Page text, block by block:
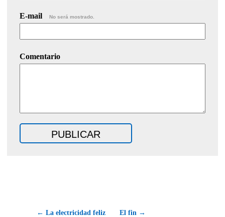
E-mail No será mostrado.
Comentario
← La electricidad feliz El fin →